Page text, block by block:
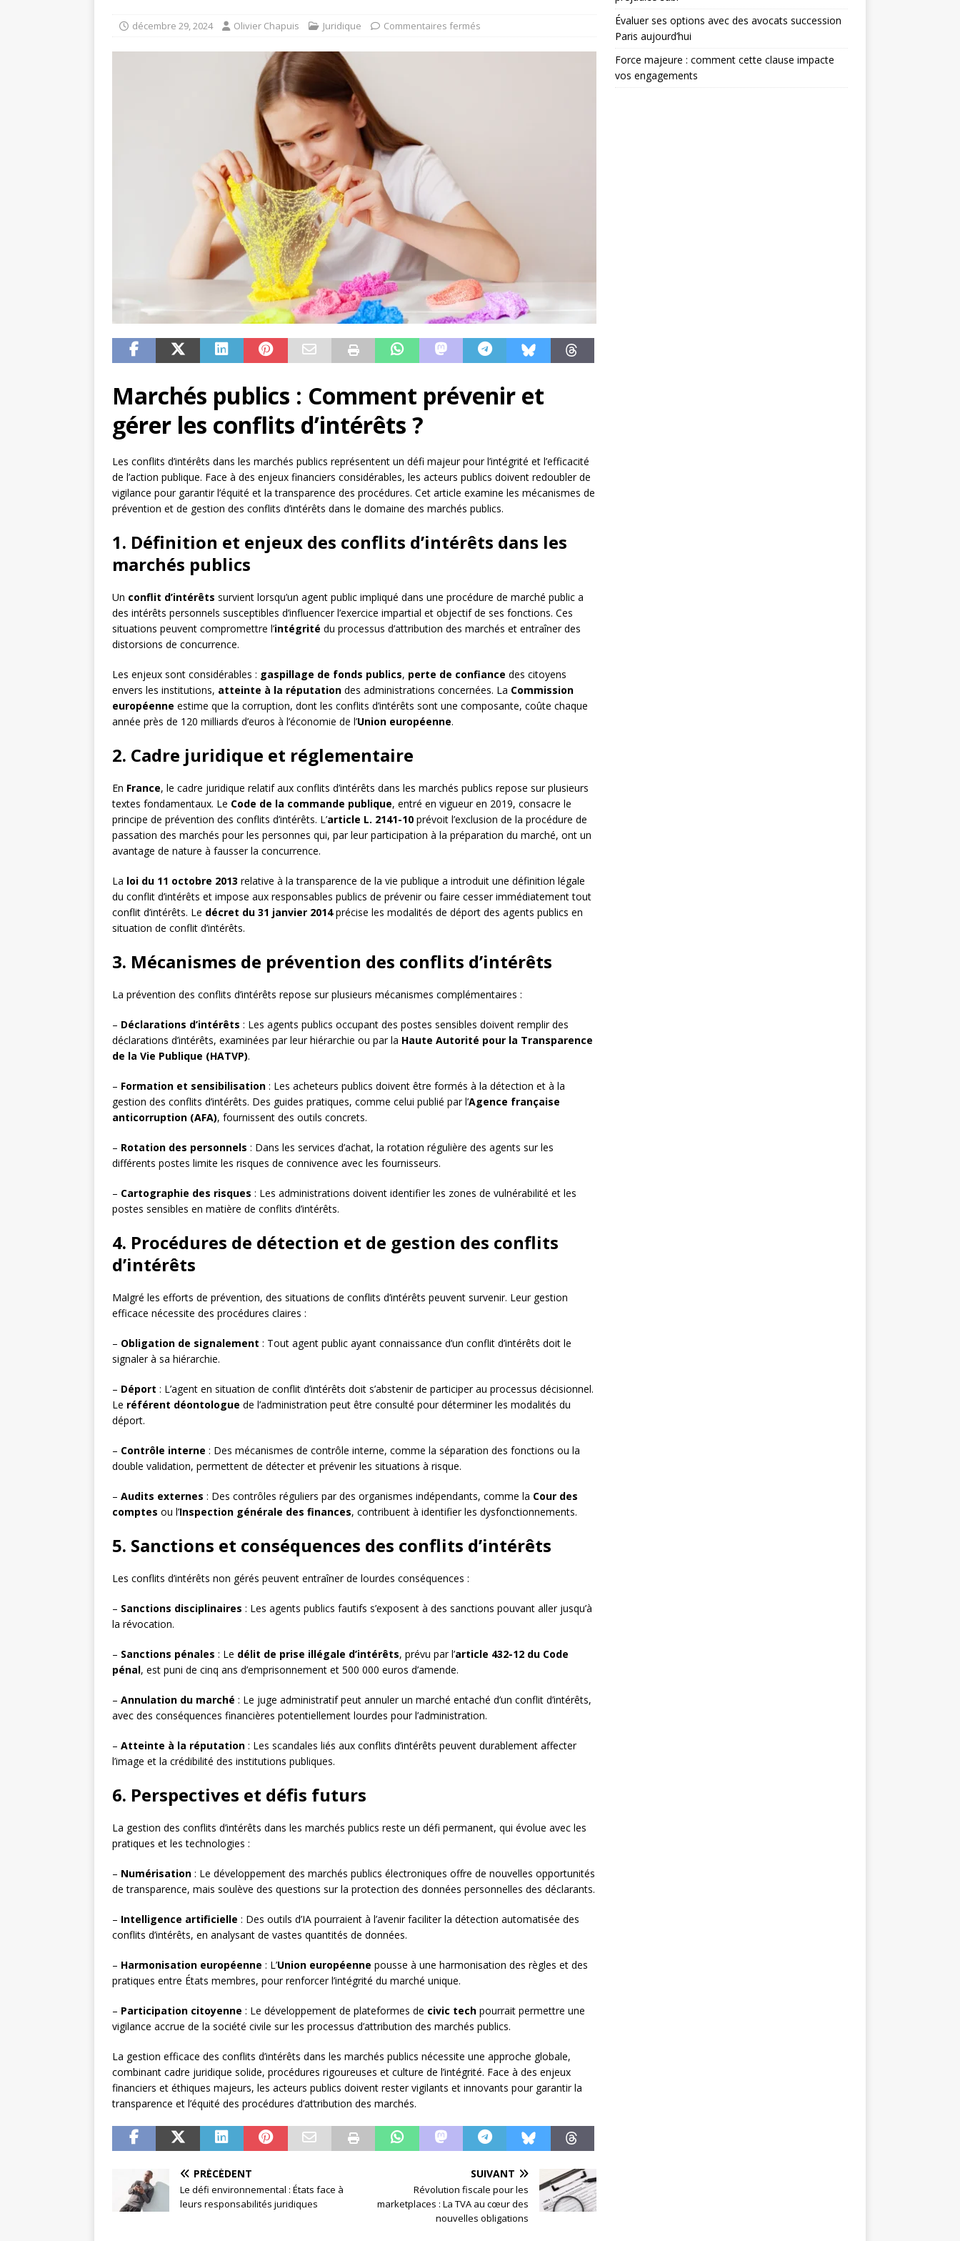
décembre 29, 2024 Olivier Chapuis Juridique Commentaires fermés
Marchés publics : Comment prévenir et
gérer les conflits d’intérêts ?
Les conflits d’intérêts dans les marchés publics représentent un défi majeur pour l’intégrité et l’efficacité
de l’action publique. Face à des enjeux financiers considérables, les acteurs publics doivent redoubler de
vigilance pour garantir l’équité et la transparence des procédures. Cet article examine les mécanismes de
prévention et de gestion des conflits d’intérêts dans le domaine des marchés publics.
1. Définition et enjeux des conflits d’intérêts dans les
marchés publics
Un conflit d’intérêts survient lorsqu’un agent public impliqué dans une procédure de marché public a
des intérêts personnels susceptibles d’influencer l’exercice impartial et objectif de ses fonctions. Ces
situations peuvent compromettre l’intégrité du processus d’attribution des marchés et entraîner des
distorsions de concurrence.
Les enjeux sont considérables : gaspillage de fonds publics, perte de confiance des citoyens
envers les institutions, atteinte à la réputation des administrations concernées. La Commission
européenne estime que la corruption, dont les conflits d’intérêts sont une composante, coûte chaque
année près de 120 milliards d’euros à l’économie de l’Union européenne.
2. Cadre juridique et réglementaire
En France, le cadre juridique relatif aux conflits d’intérêts dans les marchés publics repose sur plusieurs
textes fondamentaux. Le Code de la commande publique, entré en vigueur en 2019, consacre le
principe de prévention des conflits d’intérêts. L’article L. 2141-10 prévoit l’exclusion de la procédure de
passation des marchés pour les personnes qui, par leur participation à la préparation du marché, ont un
avantage de nature à fausser la concurrence.
La loi du 11 octobre 2013 relative à la transparence de la vie publique a introduit une définition légale
du conflit d’intérêts et impose aux responsables publics de prévenir ou faire cesser immédiatement tout
conflit d’intérêts. Le décret du 31 janvier 2014précise les modalités de déport des agents publics en
situation de conflit d’intérêts.
3. Mécanismes de prévention des conflits d’intérêts
La prévention des conflits d’intérêts repose sur plusieurs mécanismes complémentaires :
– Déclarations d’intérêts : Les agents publics occupant des postes sensibles doivent remplir des
déclarations d’intérêts, examinées par leur hiérarchie ou par la Haute Autorité pour la Transparence
de la Vie Publique (HATVP).
– Formation et sensibilisation : Les acheteurs publics doivent être formés à la détection et à la
gestion des conflits d’intérêts. Des guides pratiques, comme celui publié par l’Agence française
anticorruption (AFA), fournissent des outils concrets.
– Rotation des personnels : Dans les services d’achat, la rotation régulière des agents sur les
différents postes limite les risques de connivence avec les fournisseurs.
– Cartographie des risques : Les administrations doivent identifier les zones de vulnérabilité et les
postes sensibles en matière de conflits d’intérêts.
4. Procédures de détection et de gestion des conflits
d’intérêts
Malgré les efforts de prévention, des situations de conflits d’intérêts peuvent survenir. Leur gestion
efficace nécessite des procédures claires :
– Obligation de signalement : Tout agent public ayant connaissance d’un conflit d’intérêts doit le
signaler à sa hiérarchie.
– Déport : L’agent en situation de conflit d’intérêts doit s’abstenir de participer au processus décisionnel.
Le référent déontologue de l’administration peut être consulté pour déterminer les modalités du
déport.
– Contrôle interne : Des mécanismes de contrôle interne, comme la séparation des fonctions ou la
double validation, permettent de détecter et prévenir les situations à risque.
– Audits externes : Des contrôles réguliers par des organismes indépendants, comme la Cour des
comptes ou l’Inspection générale des finances, contribuent à identifier les dysfonctionnements.
5. Sanctions et conséquences des conflits d’intérêts
Les conflits d’intérêts non gérés peuvent entraîner de lourdes conséquences :
– Sanctions disciplinaires : Les agents publics fautifs s’exposent à des sanctions pouvant aller jusqu’à
la révocation.
– Sanctions pénales : Le délit de prise illégale d’intérêts, prévu par l’article 432-12 du Code
pénal, est puni de cinq ans d’emprisonnement et 500 000 euros d’amende.
– Annulation du marché : Le juge administratif peut annuler un marché entaché d’un conflit d’intérêts,
avec des conséquences financières potentiellement lourdes pour l’administration.
– Atteinte à la réputation : Les scandales liés aux conflits d’intérêts peuvent durablement affecter
l’image et la crédibilité des institutions publiques.
6. Perspectives et défis futurs
La gestion des conflits d’intérêts dans les marchés publics reste un défi permanent, qui évolue avec les
pratiques et les technologies :
– Numérisation : Le développement des marchés publics électroniques offre de nouvelles opportunités
de transparence, mais soulève des questions sur la protection des données personnelles des déclarants.
– Intelligence artificielle : Des outils d’IA pourraient à l’avenir faciliter la détection automatisée des
conflits d’intérêts, en analysant de vastes quantités de données.
– Harmonisation européenne : L’Union européenne pousse à une harmonisation des règles et des
pratiques entre États membres, pour renforcer l’intégrité du marché unique.
– Participation citoyenne : Le développement de plateformes de civic tech pourrait permettre une
vigilance accrue de la société civile sur les processus d’attribution des marchés publics.
La gestion efficace des conflits d’intérêts dans les marchés publics nécessite une approche globale,
combinant cadre juridique solide, procédures rigoureuses et culture de l’intégrité. Face à des enjeux
financiers et éthiques majeurs, les acteurs publics doivent rester vigilants et innovants pour garantir la
transparence et l’équité des procédures d’attribution des marchés.
PRÉCÉDENT
Le défi environnemental : États face à
leurs responsabilités juridiques
SUIVANT
Révolution fiscale pour les
marketplaces : La TVA au cœur des
nouvelles obligations
Évaluer ses options avec des avocats succession
Paris aujourd’hui
Force majeure : comment cette clause impacte
vos engagements